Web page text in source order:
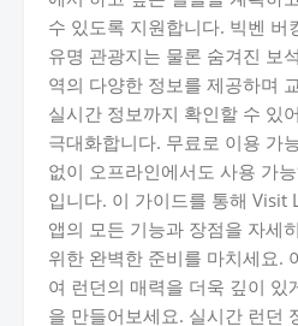
수 있도록 지원합니다. 빅벤 버
유명 관광지는 물론 숨겨진 보
역의 다양한 정보를 제공하며
실시간 정보까지 확인할 수 있
극대화합니다. 무료로 이용 가
없이 오프라인에서도 사용 가
입니다. 이 가이드를 통해
앱의 모든 기능과 장점을 자세
위한 완벽한 준비를 마치세요.
여 런던의 매력을 더욱 깊이 있
을 만들어보세요. 실시간 런던